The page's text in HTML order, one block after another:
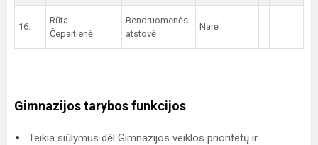
16.
Rūta
Čepaitienė
Bendruomenės
atstovė
Narė
Gimnazijos tarybos funkcijos
Teikia siūlymus dėl Gimnazijos veiklos prioritetų ir